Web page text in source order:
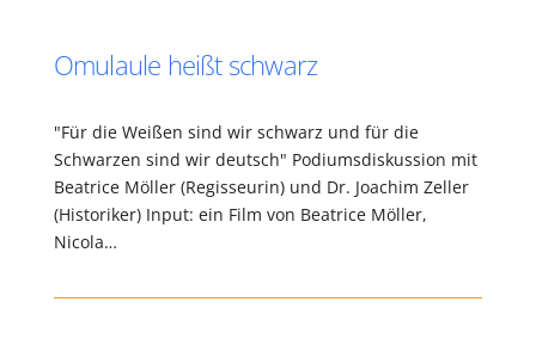
Omulaule heißt schwarz
"Für die Weißen sind wir schwarz und für die
Schwarzen sind wir deutsch" Podiumsdiskussion mit
Beatrice Möller (Regisseurin) und Dr. Joachim Zeller
(Historiker) Input: ein Film von Beatrice Möller,
Nicola…